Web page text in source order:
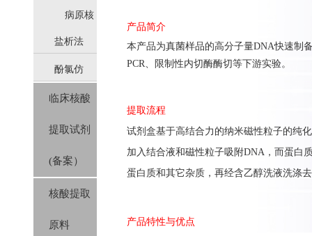
提取
病原核
酸提取
盐析法
(SolPure)
酚氯仿
(Trizol系
列）
临床核酸
提取试剂
(备案）
核酸提取
原料
产品简介
本产品为真菌样品的高分子量DNA快速制
PCR、限制性内切酶酶切等下游实验。
提取流程
试剂盒基于高结合力的纳米磁性粒子的纯
加入结合液和磁性粒子吸附DNA ，而蛋白
蛋白质和其它杂质，再经含乙醇洗液洗涤
产品特性与优点